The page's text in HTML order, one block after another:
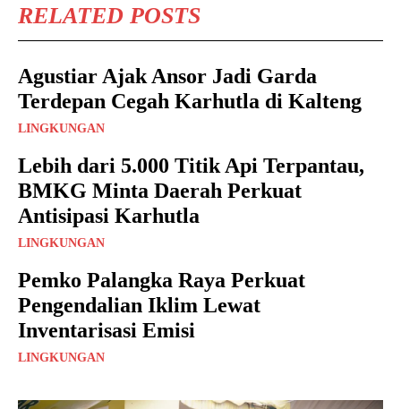
RELATED POSTS
Agustiar Ajak Ansor Jadi Garda
Terdepan Cegah Karhutla di Kalteng
LINGKUNGAN
Lebih dari 5.000 Titik Api Terpantau,
BMKG Minta Daerah Perkuat
Antisipasi Karhutla
LINGKUNGAN
Pemko Palangka Raya Perkuat
Pengendalian Iklim Lewat
Inventarisasi Emisi
LINGKUNGAN